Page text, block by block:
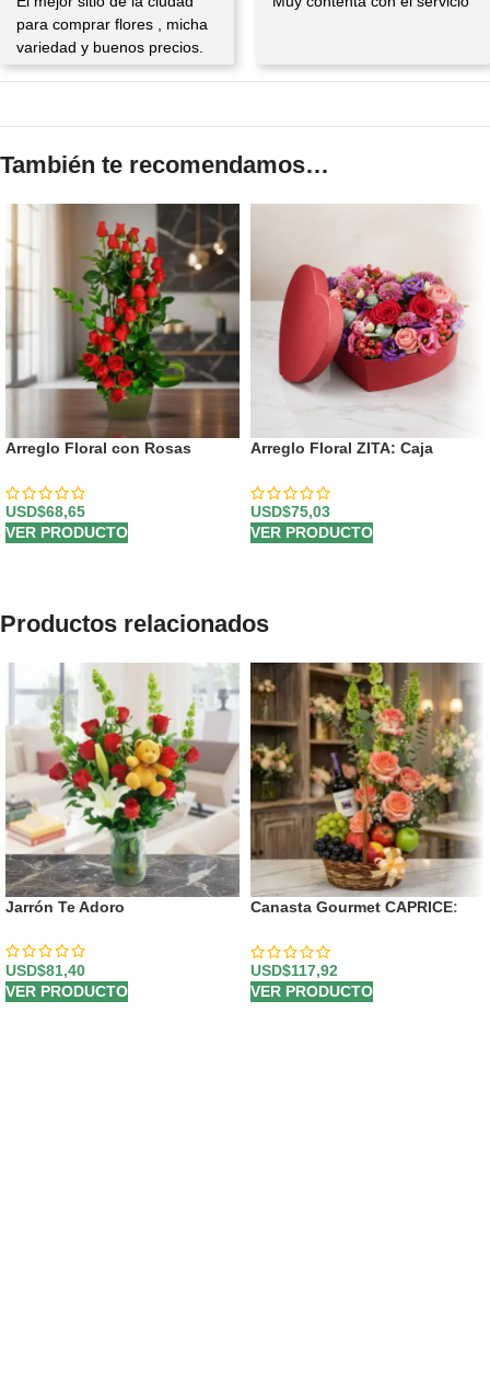
para comprar flores , micha
variedad y buenos precios.
También te recomendamos…
Arreglo Floral con Rosas
USD$68,65
VER PRODUCTO
Arreglo Floral ZITA: Caja
Mixtas 💝
USD$75,03
VER PRODUCTO
Productos relacionados
Jarrón Te Adoro
USD$81,40
VER PRODUCTO
Canasta Gourmet CAPRICE:
⚜️
USD$117,92
VER PRODUCTO